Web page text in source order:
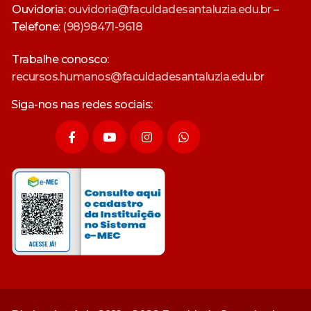
Ouvidoria: ouvidoria@faculdadesantaluzia.edu.br–
Telefone: (98)98471-9618
Trabalhe conosco:
recursos.humanos@faculdadesantaluzia.edu.br
Siga-nos nas redes sociais: